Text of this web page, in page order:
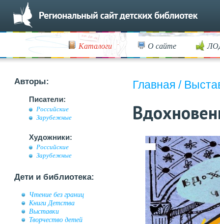
Каталоги О сайте
Авторы:
Писатели:
Российские
Зарубежные
Художники:
Российские
Зарубежные
Дети и библиотека:
Чтение без границ
Книги Детства
Выставки
Творчество детей
Главная /